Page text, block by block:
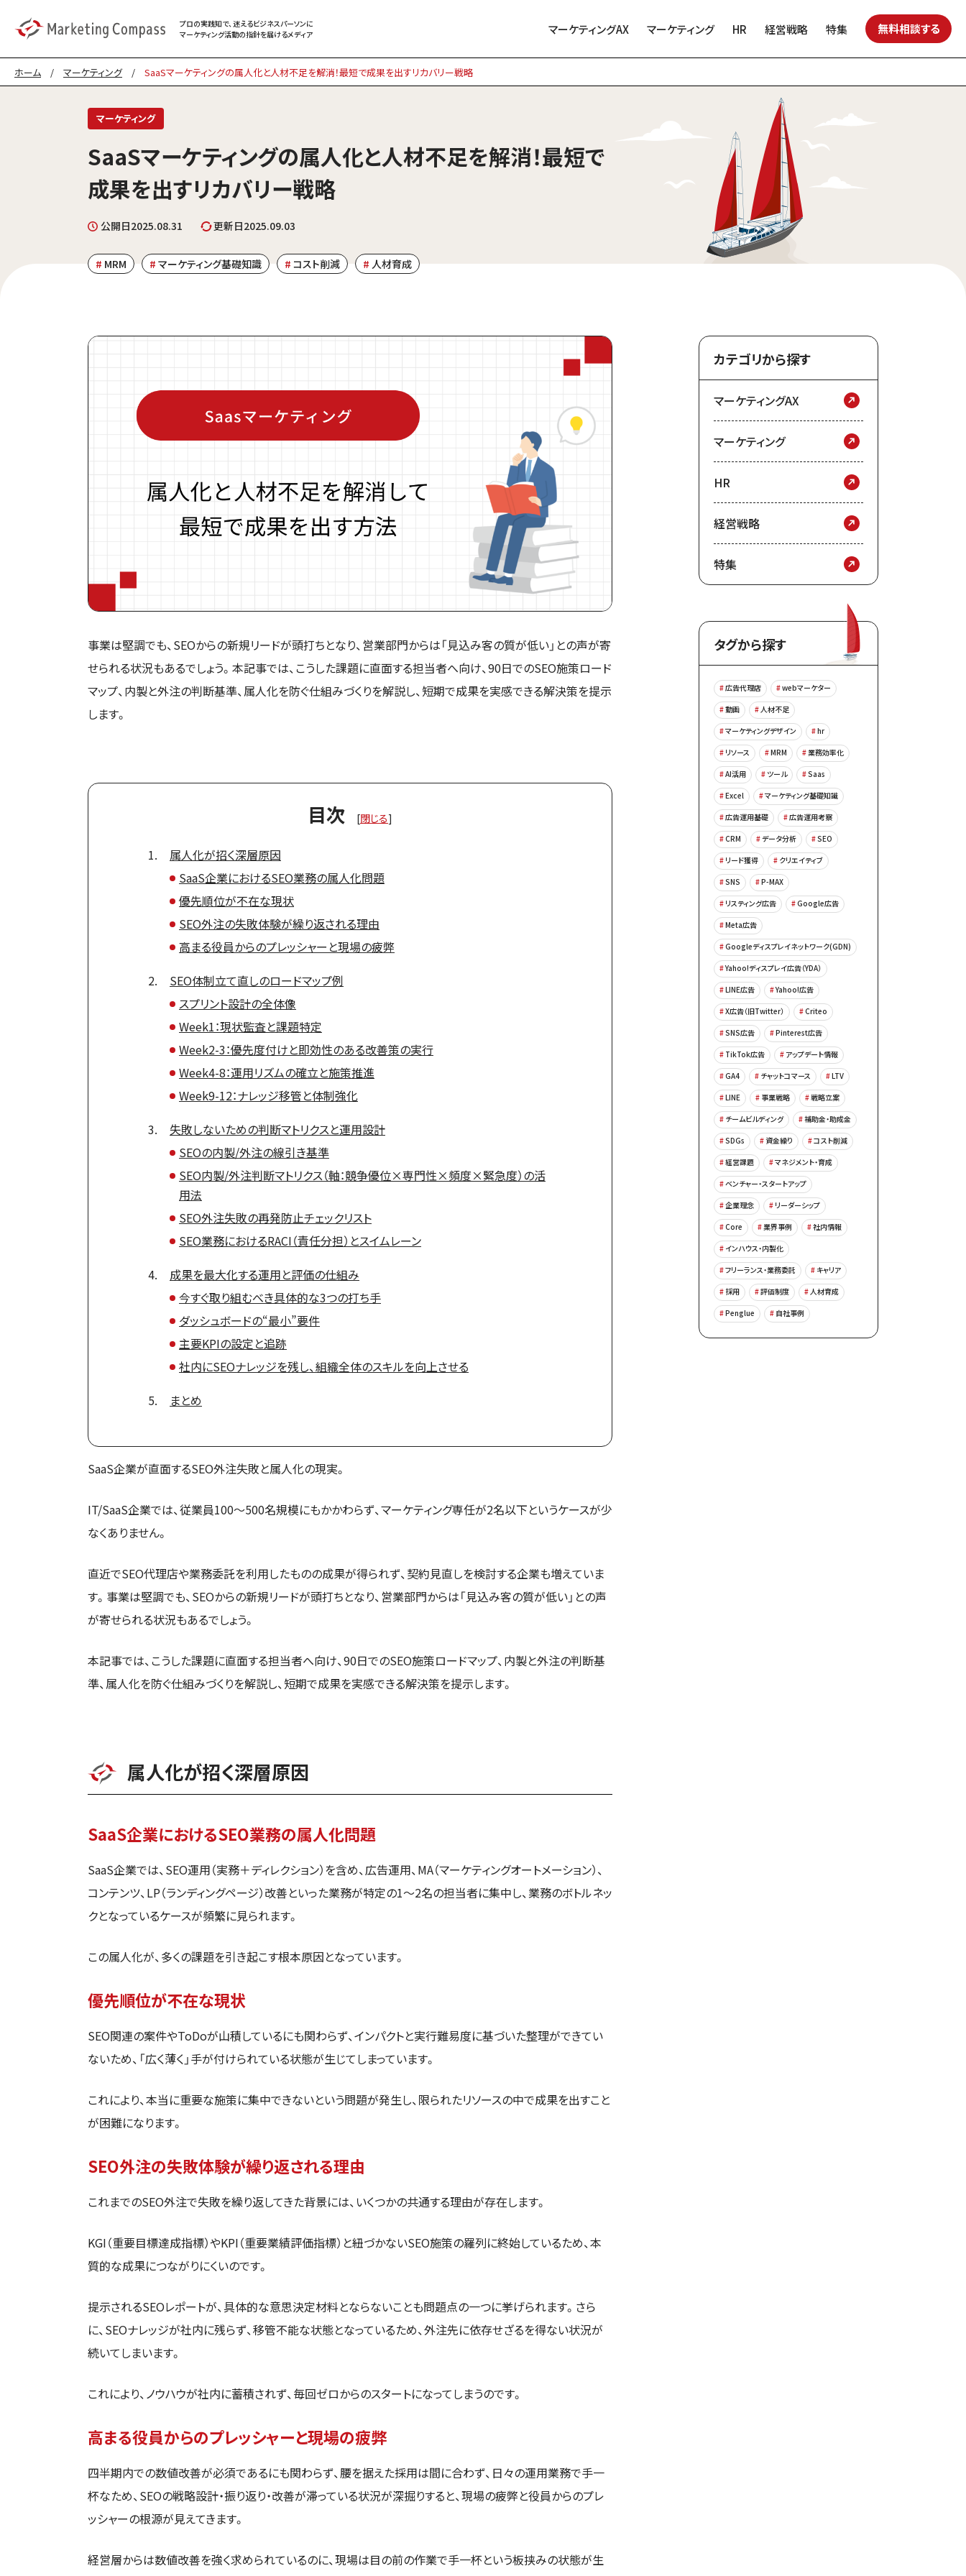
プロの実践知で、迷えるビジネスパーソンに
マーケティング活動の指針を届けるメディア マーケティングAX マーケティング HR 経営戦略 特集 無料相談する
ホーム / マーケティング/ SaaSマーケティングの属人化と人材不足を解消！最短で成果を出すリカバリー戦略
マーケティング
SaaSマーケティングの属人化と人材不足を解消！最短で
成果を出すリカバリー戦略
公開日2025.08.31 更新日2025.09.03
MRM マーケティング基礎知識 コスト削減 人材育成
事業は堅調でも、SEOからの新規リードが頭打ちとなり、営業部門からは「見込み客の質が低い」との声が寄
せられる状況もあるでしょう。本記事では、こうした課題に直面する担当者へ向け、90日でのSEO施策ロード
マップ、内製と外注の判断基準、属人化を防ぐ仕組みづくりを解説し、短期で成果を実感できる解決策を提示
します。
目次 [閉じる]
属人化が招く深層原因
SaaS企業におけるSEO業務の属人化問題
優先順位が不在な現状
SEO外注の失敗体験が繰り返される理由
高まる役員からのプレッシャーと現場の疲弊
SEO体制立て直しのロードマップ例
スプリント設計の全体像
Week1：現状監査と課題特定
Week2-3：優先度付けと即効性のある改善策の実行
Week4-8：運用リズムの確立と施策推進
Week9-12：ナレッジ移管と体制強化
失敗しないための判断マトリクスと運用設計
SEOの内製/外注の線引き基準
SEO内製/外注判断マトリクス（軸：競争優位×専門性×頻度×緊急度）の活
用法
SEO外注失敗の再発防止チェックリスト
SEO業務におけるRACI（責任分担）とスイムレーン
成果を最大化する運用と評価の仕組み
今すぐ取り組むべき具体的な3つの打ち手
ダッシュボードの“最小”要件
主要KPIの設定と追跡
社内にSEOナレッジを残し、組織全体のスキルを向上させる
まとめ
SaaS企業が直面するSEO外注失敗と属人化の現実。
IT/SaaS企業では、従業員100〜500名規模にもかかわらず、マーケティング専任が2名以下というケースが少
なくありません。
直近でSEO代理店や業務委託を利用したものの成果が得られず、契約見直しを検討する企業も増えていま
す。事業は堅調でも、SEOからの新規リードが頭打ちとなり、営業部門からは「見込み客の質が低い」との声
が寄せられる状況もあるでしょう。
本記事では、こうした課題に直面する担当者へ向け、90日でのSEO施策ロードマップ、内製と外注の判断基
準、属人化を防ぐ仕組みづくりを解説し、短期で成果を実感できる解決策を提示します。
属人化が招く深層原因
SaaS企業におけるSEO業務の属人化問題
SaaS企業では、SEO運用（実務＋ディレクション）を含め、広告運用、MA（マーケティングオートメーション）、
コンテンツ、LP（ランディングページ）改善といった業務が特定の1〜2名の担当者に集中し、業務のボトルネッ
クとなっているケースが頻繁に見られます。
この属人化が、多くの課題を引き起こす根本原因となっています。
優先順位が不在な現状
SEO関連の案件やToDoが山積しているにも関わらず、インパクトと実行難易度に基づいた整理ができてい
ないため、「広く薄く」手が付けられている状態が生じてしまっています。
これにより、本当に重要な施策に集中できないという問題が発生し、限られたリソースの中で成果を出すこと
が困難になります。
SEO外注の失敗体験が繰り返される理由
これまでのSEO外注で失敗を繰り返してきた背景には、いくつかの共通する理由が存在します。
KGI（重要目標達成指標）やKPI（重要業績評価指標）と紐づかないSEO施策の羅列に終始しているため、本
質的な成果につながりにくいのです。
提示されるSEOレポートが、具体的な意思決定材料とならないことも問題点の一つに挙げられます。さら
に、SEOナレッジが社内に残らず、移管不能な状態となっているため、外注先に依存せざるを得ない状況が
続いてしまいます。
これにより、ノウハウが社内に蓄積されず、毎回ゼロからのスタートになってしまうのです。
高まる役員からのプレッシャーと現場の疲弊
四半期内での数値改善が必須であるにも関わらず、腰を据えた採用は間に合わず、日々の運用業務で手一
杯なため、SEOの戦略設計・振り返り・改善が滞っている状況が深掘りすると、現場の疲弊と役員からのプレ
ッシャーの根源が見えてきます。
経営層からは数値改善を強く求められているのに、現場は目の前の作業で手一杯という板挟みの状態が生
カテゴリから探す
マーケティングAX
マーケティング
HR
経営戦略
特集
タグから探す
広告代理店
webマーケター
動画
人材不足
マーケティングデザイン
hr
リソース
MRM
業務効率化
AI活用
ツール
Saas
Excel
マーケティング基礎知識
広告運用基礎
広告運用考察
CRM
データ分析
SEO
リード獲得
クリエイティブ
SNS
P-MAX
リスティング広告
Google広告
Meta広告
Googleディスプレイネットワーク(GDN)
Yahoo!ディスプレイ広告（YDA）
LINE広告
Yahoo!広告
X広告（旧Twitter）
Criteo
SNS広告
Pinterest広告
TikTok広告
アップデート情報
GA4
チャットコマース
LTV
LINE
事業戦略
戦略立案
チームビルディング
補助金・助成金
SDGs
資金繰り
コスト削減
経営課題
マネジメント・育成
ベンチャー・スタートアップ
企業理念
リーダーシップ
Core
業界事例
社内情報
インハウス・内製化
フリーランス・業務委託
キャリア
採用
評価制度
人材育成
Penglue
自社事例